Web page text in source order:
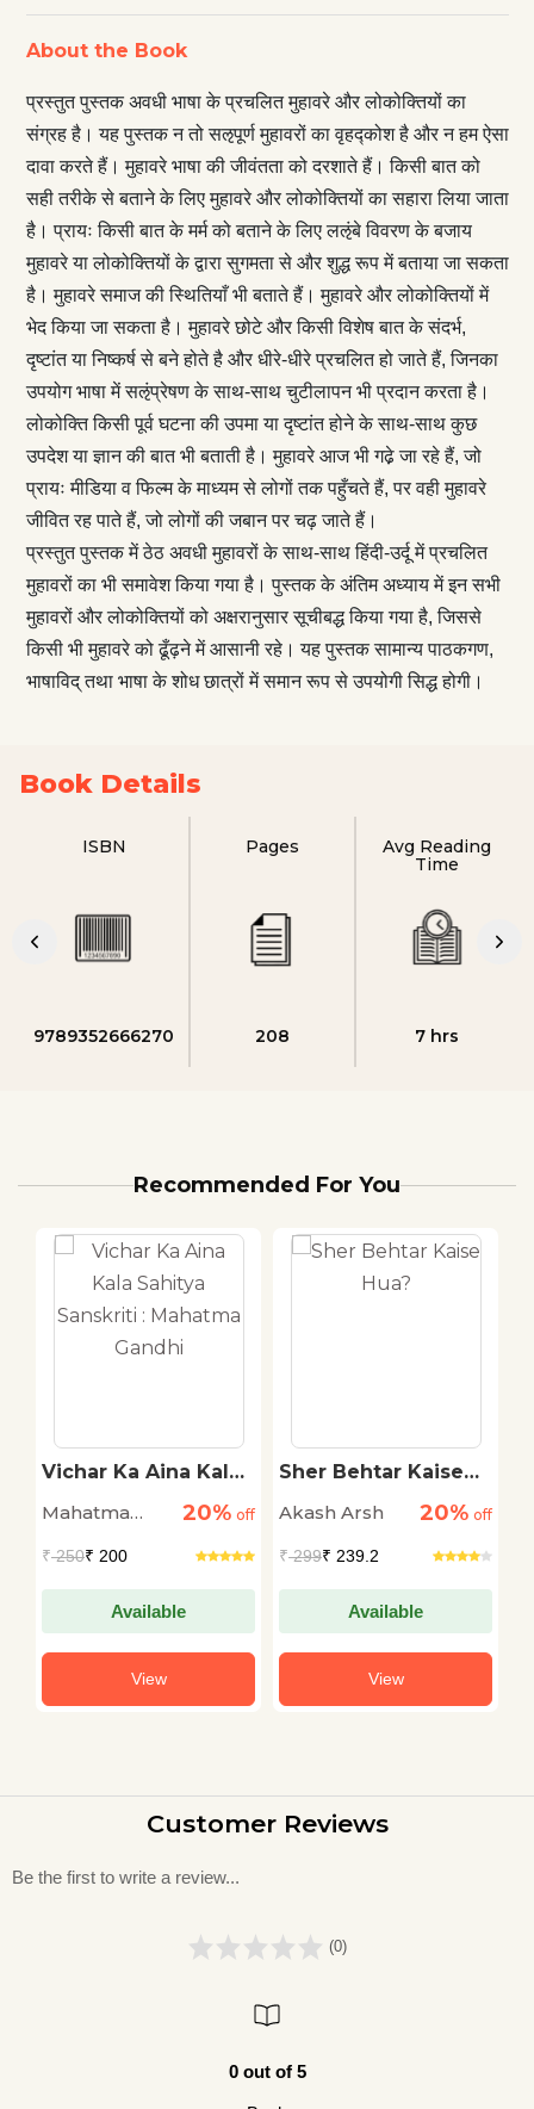
About the Book
प्रस्तुत पुस्तक अवधी भाषा के प्रचलित मुहावरे और लोकोक्तियों का
संग्रह है। यह पुस्तक न तो सऌपूर्ण मुहावरों का वृहद्कोश है और न हम ऐसा
दावा करते हैं। मुहावरे भाषा की जीवंतता को दरशाते हैं। किसी बात को
सही तरीके से बताने के लिए मुहावरे और लोकोक्तियों का सहारा लिया जाता
है। प्रायः किसी बात के मर्म को बताने के लिए लऌंबे विवरण के बजाय
मुहावरे या लोकोक्तियों के द्वारा सुगमता से और शुद्ध रूप में बताया जा सकता
है। मुहावरे समाज की स्थितियाँ भी बताते हैं। मुहावरे और लोकोक्तियों में
भेद किया जा सकता है। मुहावरे छोटे और किसी विशेष बात के संदर्भ,
दृष्टांत या निष्कर्ष से बने होते है और धीरे-धीरे प्रचलित हो जाते हैं, जिनका
उपयोग भाषा में सऌंप्रेषण के साथ-साथ चुटीलापन भी प्रदान करता है।
लोकोक्ति किसी पूर्व घटना की उपमा या दृष्टांत होने के साथ-साथ कुछ
उपदेश या ज्ञान की बात भी बताती है। मुहावरे आज भी गढे़ जा रहे हैं, जो
प्रायः मीडिया व फिल्म के माध्यम से लोगों तक पहुँचते हैं, पर वही मुहावरे
जीवित रह पाते हैं, जो लोगों की जबान पर चढ़ जाते हैं।
प्रस्तुत पुस्तक में ठेठ अवधी मुहावरों के साथ-साथ हिंदी-उर्दू में प्रचलित
मुहावरों का भी समावेश किया गया है। पुस्तक के अंतिम अध्याय में इन सभी
मुहावरों और लोकोक्तियों को अक्षरानुसार सूचीबद्ध किया गया है, जिससे
किसी भी मुहावरे को ढूँढ़ने में आसानी रहे। यह पुस्तक सामान्य पाठकगण,
भाषाविद् तथा भाषा के शोध छात्रों में समान रूप से उपयोगी सिद्ध होगी।
Book Details
ISBN
9789352666270
Pages
208
Avg Reading
Time
7 hrs
Recommended For You
Vichar Ka Aina Kala
Mahatma Gandhi
Mahatma
20% off
₹250₹ 200
Available
View
Sher Behtar Kaise
Akash Arsh
20% off
₹299₹ 239.2
Available
View
Customer Reviews
Be the first to write a review...
(0)
0 out of 5